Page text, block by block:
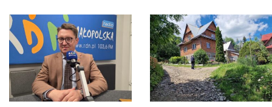
wolontariuszom
Narodowego